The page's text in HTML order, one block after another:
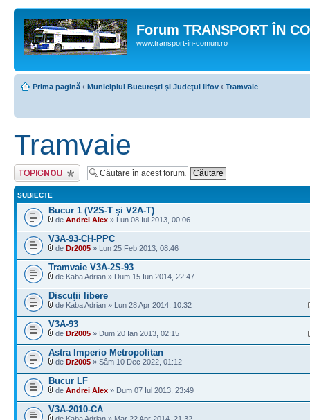
Forum TRANSPORT ÎN
www.transport-in-comun.ro
Prima pagină ‹ Municipiul Bucureşti şi Judeţul Ilfov ‹ Tramvaie
Tramvaie
Scrie un subiect
nou
SUBIECTE
Bucur 1 (V2S-T şi V2A-T)
de Andrei Alex » Lun 08 Iul 2013, 00:06
V3A-93-CH-PPC
de Dr2005 » Lun 25 Feb 2013, 08:46
Tramvaie V3A-2S-93
de Kaba Adrian » Dum 15 Iun 2014, 22:47
Discuţii libere
de Kaba Adrian » Lun 28 Apr 2014, 10:32
V3A-93
de Dr2005 » Dum 20 Ian 2013, 02:15
Astra Imperio Metropolitan
de Dr2005 » Sâm 10 Dec 2022, 01:12
Bucur LF
de Andrei Alex » Dum 07 Iul 2013, 23:49
V3A-2010-CA